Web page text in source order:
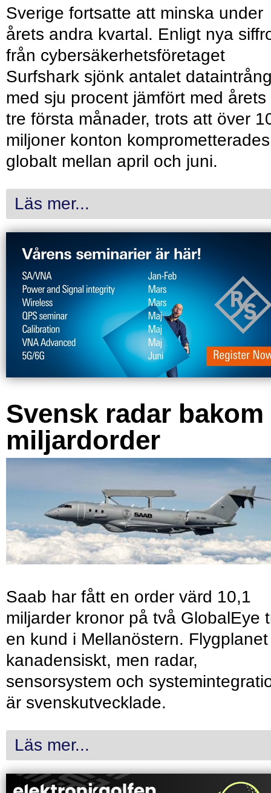
Sverige fortsatte att minska under
årets andra kvartal. Enligt nya
från cybersäkerhetsföretaget
Surfshark sjönk antalet
med sju procent jämfört med årets
tre första månader, trots att över
miljoner konton komprometterades
globalt mellan april och juni.
Läs mer...
Svensk radar bakom
miljardorder
Saab har fått en order värd 10,1
miljarder kronor på två GlobalEye
en kund i Mellanöstern.
kanadensiskt, men radar,
sensorsystem och
är svenskutvecklade.
Läs mer...